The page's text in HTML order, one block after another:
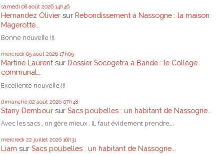
samedi 08 août 2026 14h46
Hernandez Olivier sur Rebondissement à Nassogne : la maison
Magerotte...
Bonne nouvelle !!!
mercredi 05 août 2026 17h09
Martine Laurentsur Dossier Socogetra à Bande : le Collège
communal...
Excellente nouvelle !!!
dimanche 02 août 2026 07h48
Stany Dembour sur Sacs poubelles : un habitant de Nassogne...
Avec les sacs , on gère mieux . IL faut évidement prendre...
mercredi 22 juillet 2026 16h31
Liam sur Sacs poubelles : un habitant de Nassogne...